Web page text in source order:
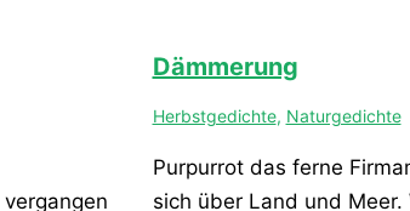
Dämmerung
Herbstgedichte, Naturgedichte
Purpurrot das ferne
sich über Land und Meer.